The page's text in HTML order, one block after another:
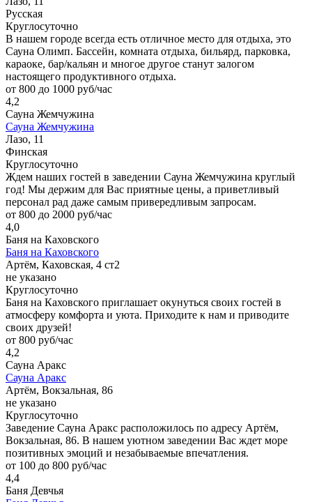
Русская
Круглосуточно
В нашем городе всегда есть отличное место для отдыха, это
Сауна Олимп. Бассейн, комната отдыха, бильярд, парковка,
караоке, бар/кальян и многое другое станут залогом
настоящего продуктивного отдыха.
от 800 до 1000 руб/час
4,2
Сауна Жемчужина
Сауна Жемчужина
Лазо, 11
Финская
Круглосуточно
Ждем наших гостей в заведении Сауна Жемчужина круглый
год! Мы держим для Вас приятные цены, а приветливый
персонал рад даже самым привередливым запросам.
от 800 до 2000 руб/час
4,0
Баня на Каховского
Баня на Каховского
Артём, Каховская, 4 ст2
не указано
Круглосуточно
Баня на Каховского приглашает окунуться своих гостей в
атмосферу комфорта и уюта. Приходите к нам и приводите
своих друзей!
от 800 руб/час
4,2
Сауна Аракс
Сауна Аракс
Артём, Вокзальная, 86
не указано
Круглосуточно
Заведение Сауна Аракс расположилось по адресу Артём,
Вокзальная, 86. В нашем уютном заведении Вас ждет море
позитивных эмоций и незабываемые впечатления.
от 100 до 800 руб/час
4,4
Баня Девчья